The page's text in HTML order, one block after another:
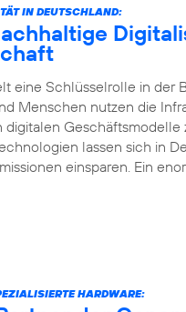
IN DEUTSCHLAND:
eine Schlüsselrolle in der
Menschen nutzen die
lassen sich in
einsparen. Ein
HARDWARE: